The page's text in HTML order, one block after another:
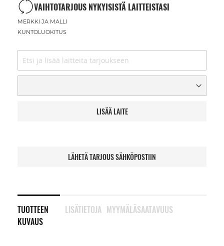
VAIHTOTARJOUS NYKYISISTÄ LAITTEISTASI
MERKKI JA MALLI
KUNTOLUOKITUS
LISÄÄ LAITE
LÄHETÄ TARJOUS SÄHKÖPOSTIIN
TUOTTEEN
KUVAUS
LISÄTIETOJA MYYMÄLÄSAATAVUUS